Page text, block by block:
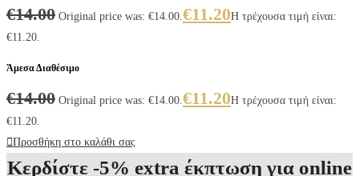
€14.00 Original price was: €14.00. €11.20Η τρέχουσα τιμή είναι:
€11.20.
Άμεσα Διαθέσιμο
€14.00 Original price was: €14.00. €11.20Η τρέχουσα τιμή είναι:
€11.20.
Προσθήκη στο καλάθι σας
Κερδίστε -5% extra έκπτωση για online